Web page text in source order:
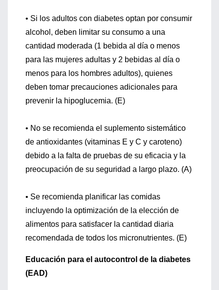
• Si los adultos con diabetes optan por consumir
alcohol, deben limitar su consumo a una
cantidad moderada (1 bebida al día o menos
para las mujeres adultas y 2 bebidas al día o
menos para los hombres adultos), quienes
deben tomar precauciones adicionales para
prevenir la hipoglucemia. (E)
• No se recomienda el suplemento sistemático
de antioxidantes (vitaminas E y C y caroteno)
debido a la falta de pruebas de su eficacia y la
preocupación de su seguridad a largo plazo. (A)
• Se recomienda planificar las comidas
incluyendo la optimización de la elección de
alimentos para satisfacer la cantidad diaria
recomendada de todos los micronutrientes. (E)
Educación para el autocontrol de la diabetes
(EAD)